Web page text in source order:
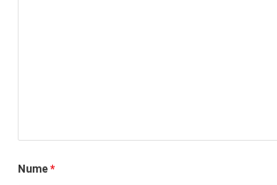
Nume *